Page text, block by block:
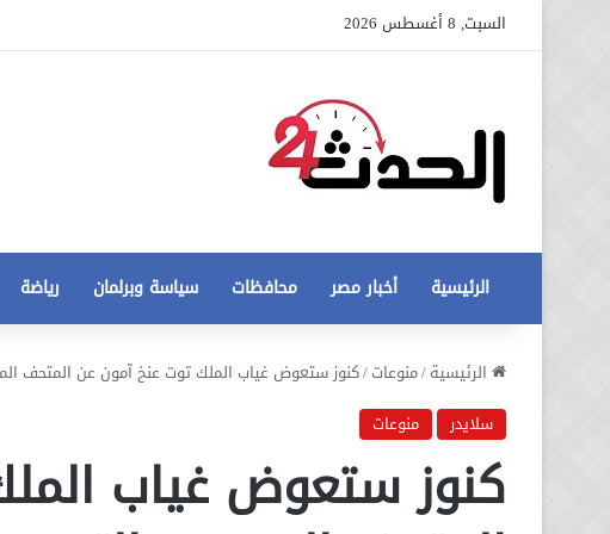
السبت, 8 أغسطس 2026
الرئيسية أخبار مصر محافظات سياسة وبرلمان رياضة
الرئيسية/منوعات/كنوز ستعوض غياب الملك توت عنخ آمون عن المتحف
سلايدر
منوعات
كنوز ستعوض غياب
عاجل
أزمة
مخالفات
12 أغسطس، 2020
عاجل تطورات جديدة في أزمة